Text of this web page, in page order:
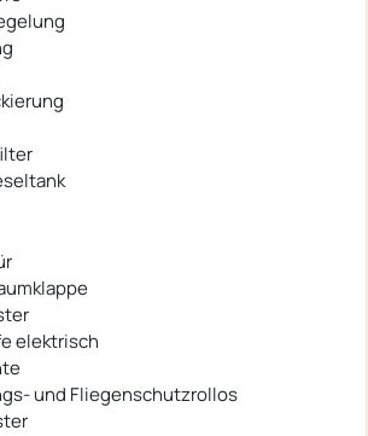
elektrisch
und Fliegenschutzrollos